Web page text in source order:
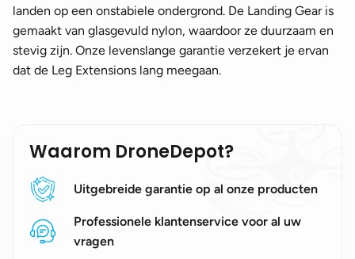
landen op een onstabiele ondergrond. De Landing Gear is
gemaakt van glasgevuld nylon, waardoor ze duurzaam en
stevig zijn. Onze levenslange garantie verzekert je ervan
dat de Leg Extensions lang meegaan.
Waarom DroneDepot?
Uitgebreide garantie op al onze producten
Professionele klantenservice voor al uw
vragen